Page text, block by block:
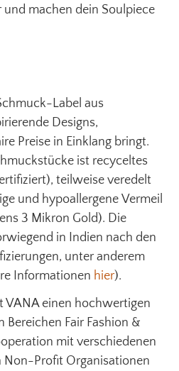
machen dein Soulpiece
Label aus
Designs,
Preise in Einklang bringt.
ist recyceltes
teilweise veredelt
und hypoallergene Vermeil
3 Mikron Gold). Die
in Indien nach den
unter anderem
Informationen hier).
VANA einen hochwertigen
Bereichen Fair Fashion &
mit verschiedenen
Non-Profit Organisationen